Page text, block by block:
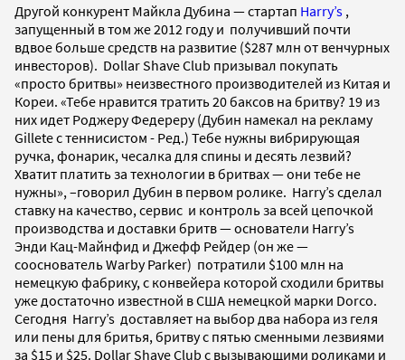
Другой конкурент Майкла Дубина — стартап Harry’s ,
запущенный в том же 2012 году и получивший почти
вдвое больше средств на развитие ($287 млн от венчурных
инвесторов). Dollar Shave Club призывал покупать
«просто бритвы» неизвестного производителей из Китая и
Кореи. «Тебе нравится тратить 20 баксов на бритву? 19 из
них идет Роджеру Федереру (Дубин намекал на рекламу
Gillete с теннисистом - Ред.) Тебе нужны вибрирующая
ручка, фонарик, чесалка для спины и десять лезвий?
Хватит платить за технологии в бритвах — они тебе не
нужны», –говорил Дубин в первом ролике. Harry’s сделал
ставку на качество, сервис и контроль за всей цепочкой
производства и доставки бритв — основатели Harry’s
Энди Кац-Майнфид и Джефф Рейдер (он же —
сооснователь Warby Parker) потратили $100 млн на
немецкую фабрику, с конвейера которой сходили бритвы
уже достаточно известной в США немецкой марки Dorco.
Сегодня Harry’s доставляет на выбор два набора из геля
или пены для бритья, бритву с пятью сменными лезвиями
за $15 и $25. Dollar Shave Club с вызывающими роликами и